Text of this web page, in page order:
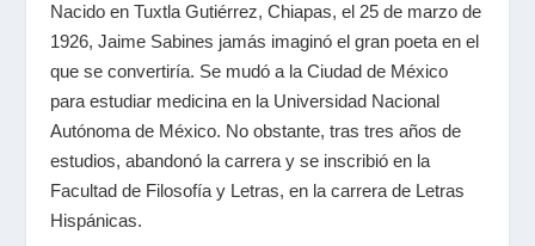
Nacido en Tuxtla Gutiérrez, Chiapas, el 25 de marzo de
1926, Jaime Sabines jamás imaginó el gran poeta en el
que se convertiría. Se mudó a la Ciudad de México
para estudiar medicina en la Universidad Nacional
Autónoma de México. No obstante, tras tres años de
estudios, abandonó la carrera y se inscribió en la
Facultad de Filosofía y Letras, en la carrera de Letras
Hispánicas.